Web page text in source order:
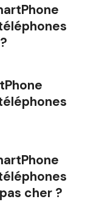
cher ?